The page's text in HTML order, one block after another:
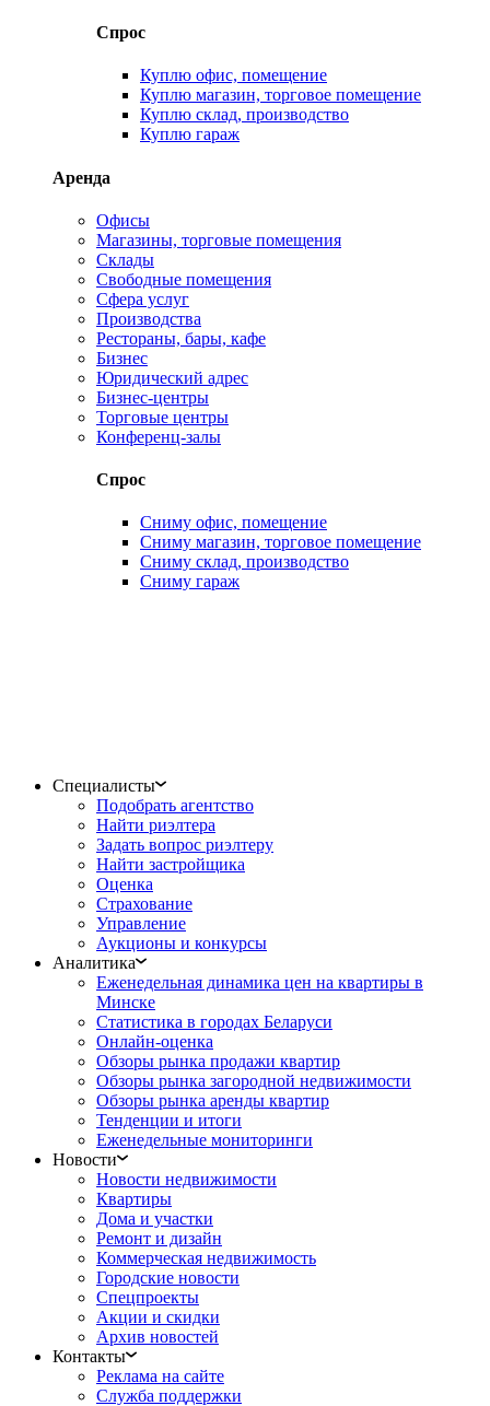
Спрос
Куплю офис, помещение
Куплю магазин, торговое помещение
Куплю склад, производство
Куплю гараж
Аренда
Офисы
Магазины, торговые помещения
Склады
Свободные помещения
Сфера услуг
Производства
Рестораны, бары, кафе
Бизнес
Юридический адрес
Бизнес-центры
Торговые центры
Конференц-залы
Спрос
Сниму офис, помещение
Сниму магазин, торговое помещение
Сниму склад, производство
Сниму гараж
Специалисты
Подобрать агентство
Найти риэлтера
Задать вопрос риэлтеру
Найти застройщика
Оценка
Страхование
Управление
Аукционы и конкурсы
Аналитика
Еженедельная динамика цен на квартиры в
Минске
Статистика в городах Беларуси
Онлайн-оценка
Обзоры рынка продажи квартир
Обзоры рынка загородной недвижимости
Обзоры рынка аренды квартир
Тенденции и итоги
Еженедельные мониторинги
Новости
Новости недвижимости
Квартиры
Дома и участки
Ремонт и дизайн
Коммерческая недвижимость
Городские новости
Спецпроекты
Акции и скидки
Архив новостей
Контакты
Реклама на сайте
Служба поддержки